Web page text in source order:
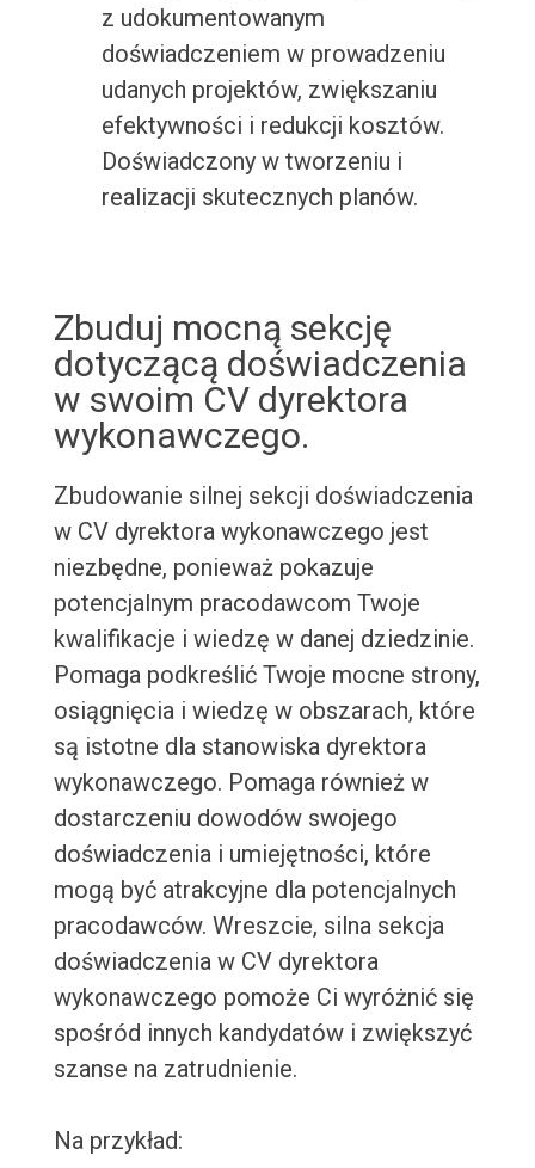
z udokumentowanym
doświadczeniem w prowadzeniu
udanych projektów, zwiększaniu
efektywności i redukcji kosztów.
Doświadczony w tworzeniu i
realizacji skutecznych planów.
Zbuduj mocną sekcję
dotyczącą doświadczenia
w swoim CV dyrektora
wykonawczego.
Zbudowanie silnej sekcji doświadczenia
w CV dyrektora wykonawczego jest
niezbędne, ponieważ pokazuje
potencjalnym pracodawcom Twoje
kwalifikacje i wiedzę w danej dziedzinie.
Pomaga podkreślić Twoje mocne strony,
osiągnięcia i wiedzę w obszarach, które
są istotne dla stanowiska dyrektora
wykonawczego. Pomaga również w
dostarczeniu dowodów swojego
doświadczenia i umiejętności, które
mogą być atrakcyjne dla potencjalnych
pracodawców. Wreszcie, silna sekcja
doświadczenia w CV dyrektora
wykonawczego pomoże Ci wyróżnić się
spośród innych kandydatów i zwiększyć
szanse na zatrudnienie.
Na przykład: